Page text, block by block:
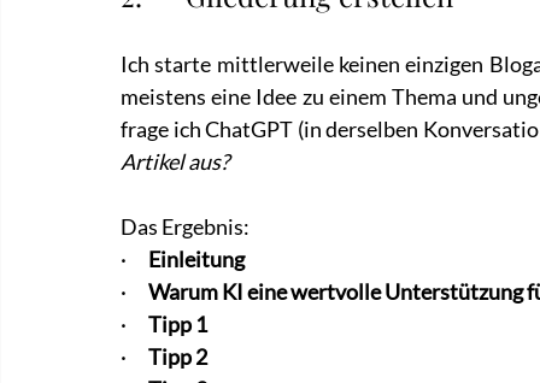
Ich starte mittlerweile keinen einzigen
meistens eine Idee zu einem Thema und
frage ich ChatGPT (in derselben
Artikel aus?
Das Ergebnis:
· Einleitung
· Warum KI eine wertvolle Unterstützung
· Tipp 1
· Tipp 2